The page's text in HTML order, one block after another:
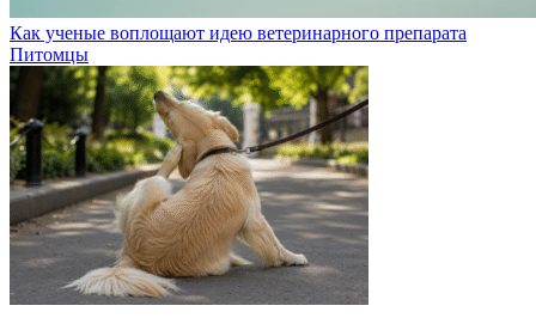
Как ученые воплощают идею ветеринарного препарата
Питомцы